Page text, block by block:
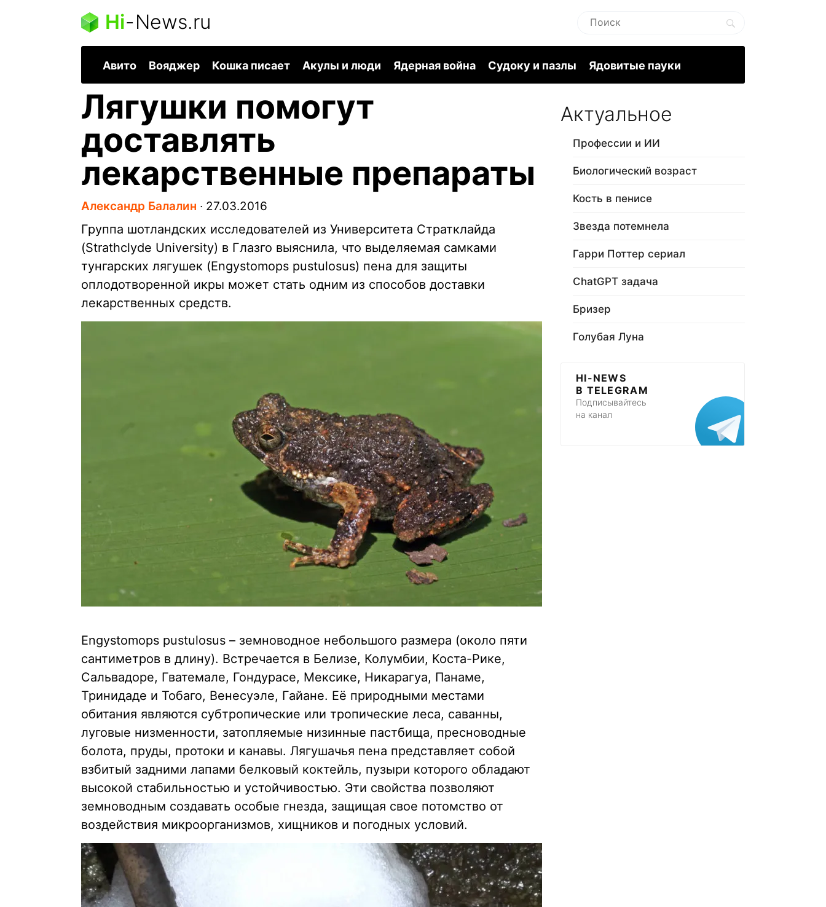
Hi-News.ru
Авито Вояджер Кошка писает Акулы и люди Ядерная война Судоку и пазлы Ядовитые пауки
Лягушки помогут
доставлять
лекарственные препараты
Александр Балалин ∙ 27.03.2016
Группа шотландских исследователей из Университета Стратклайда
(Strathclyde University) в Глазго выяснила, что выделяемая самками
тунгарских лягушек (Engystomops pustulosus) пена для защиты
оплодотворенной икры может стать одним из способов доставки
лекарственных средств.
Engystomops pustulosus – земноводное небольшого размера (около пяти
сантиметров в длину). Встречается в Белизе, Колумбии, Коста-Рике,
Сальвадоре, Гватемале, Гондурасе, Мексике, Никарагуа, Панаме,
Тринидаде и Тобаго, Венесуэле, Гайане. Её природными местами
обитания являются субтропические или тропические леса, саванны,
луговые низменности, затопляемые низинные пастбища, пресноводные
болота, пруды, протоки и канавы. Лягушачья пена представляет собой
взбитый задними лапами белковый коктейль, пузыри которого обладают
высокой стабильностью и устойчивостью. Эти свойства позволяют
земноводным создавать особые гнезда, защищая свое потомство от
воздействия микроорганизмов, хищников и погодных условий.
Актуальное
Профессии и ИИ
Биологический возраст
Кость в пенисе
Звезда потемнела
Гарри Поттер сериал
ChatGPT задача
Бризер
Голубая Луна
HI-NEWS
В TELEGRAM
Подписывайтесь
на канал